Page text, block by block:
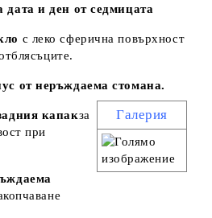
и ден от седмицата
с леко сферична повърхност
от неръждаема стомана.
Галерия
капакза
при